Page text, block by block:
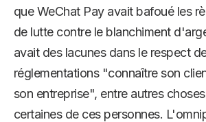
que WeChat Pay avait bafoué les
de lutte contre le blanchiment
avait des lacunes dans le respect
réglementations "connaître son
son entreprise", entre autres
certaines de ces personnes.